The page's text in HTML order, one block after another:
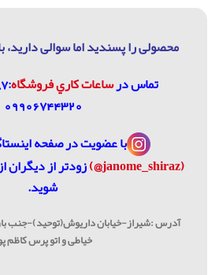
محصولی را پسندید اما سوالی دارید،
تماس درساعات كاري فروشگاه
09906744320
با عضویت درصفحه
(janome_shiraz@)
زودتر از دیگران
شوید.
آدرس :شیراز-خیابان داریوش(توحید)-جنب
خیاطی و اتو پرس کاظم